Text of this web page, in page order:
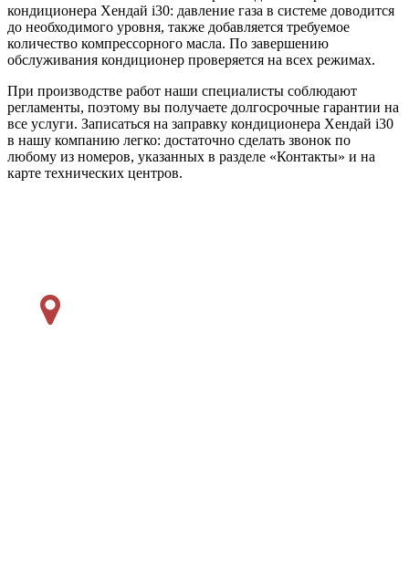
кондиционера Хендай i30: давление газа в системе доводится
до необходимого уровня, также добавляется требуемое
количество компрессорного масла. По завершению
обслуживания кондиционер проверяется на всех режимах.
При производстве работ наши специалисты соблюдают
регламенты, поэтому вы получаете долгосрочные гарантии на
все услуги. Записаться на заправку кондиционера Хендай i30
в нашу компанию легко: достаточно сделать звонок по
любому из номеров, указанных в разделе «Контакты» и на
карте технических центров.